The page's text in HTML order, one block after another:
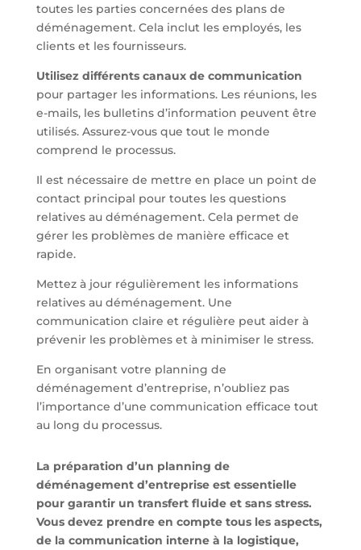
toutes les parties concernées des plans de
déménagement. Cela inclut les employés, les
clients et les fournisseurs.
Utilisez différents canaux de communication
pour partager les informations. Les réunions, les
e-mails, les bulletins d’information peuvent être
utilisés. Assurez-vous que tout le monde
comprend le processus.
Il est nécessaire de mettre en place un point de
contact principal pour toutes les questions
relatives au déménagement. Cela permet de
gérer les problèmes de manière efficace et
rapide.
Mettez à jour régulièrement les informations
relatives au déménagement. Une
communication claire et régulière peut aider à
prévenir les problèmes et à minimiser le stress.
En organisant votre planning de
déménagement d’entreprise, n’oubliez pas
l’importance d’une communication efficace tout
au long du processus.
La préparation d’un planning de
déménagement d’entreprise est essentielle
pour garantir un transfert fluide et sans stress.
Vous devez prendre en compte tous les aspects,
de la communication interne à la logistique,